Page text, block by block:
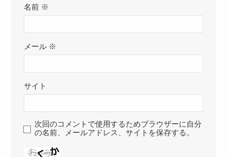
名前 ※
メール ※
サイト
次回のコメントで使用するためブラウザーに自分
の名前、メールアドレス、サイトを保存する。